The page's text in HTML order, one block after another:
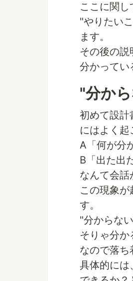
ここに関し
"やりたい
ます。
その後の
分かってい
"分か
初めて設計
にはよく起
A「何が分
B「出た出
なんて会話
この現象
す。
"分からな
そりゃ分か
なので落ち
具体的には